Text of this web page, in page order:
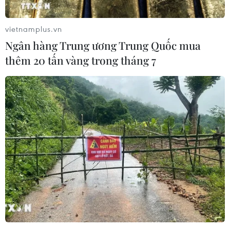
Nền kinh tế Triều Tiên khởi sắc bất chấp
các lệnh trừng phạt
18/01/2020 10:57
Nền kinh tế Triều Tiên trong năm 2019 tăng trưởng 1,8%
so với năm trước đó, và dự báo sẽ tiếp tục tăng trưởng
trong vài năm tới bất chấp tác động của các biện pháp
trừng phạt quốc tế.
vietnamplus.vn
Ngân hàng Trung ương Trung Quốc mua
thêm 20 tấn vàng trong tháng 7